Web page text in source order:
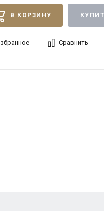
В КОРЗИНУ
Сравнить